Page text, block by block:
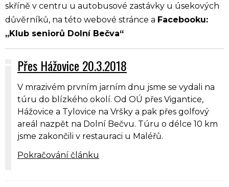
skříně v centru u autobusové zastávky u úsekových
důvěrníků, na této webové stránce a Facebooku:
„Klub seniorů Dolní Bečva“
Přes Hážovice 20.3.2018
V mrazivém prvním jarním dnu jsme se vydali na
túru do blízkého okolí. Od OÚ přes Vigantice,
Hážovice a Tylovice na Vršky a pak přes golfový
areál nazpět na Dolní Bečvu. Túru o délce 10 km
jsme zakončili v restauraci u Maléřů.
Pokračování článku